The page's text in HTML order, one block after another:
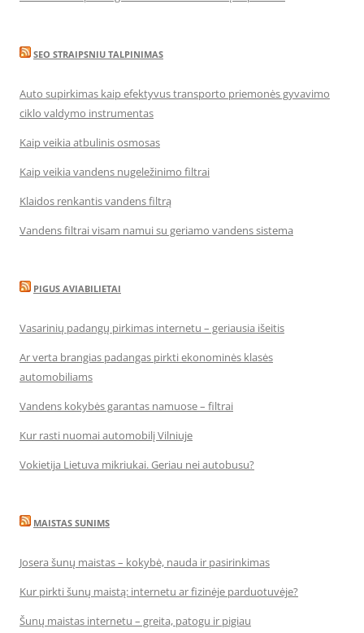
SEO STRAIPSNIU TALPINIMAS
Auto supirkimas kaip efektyvus transporto priemonės gyvavimo
ciklo valdymo instrumentas
Kaip veikia atbulinis osmosas
Kaip veikia vandens nugeležinimo filtrai
Klaidos renkantis vandens filtrą
Vandens filtrai visam namui su geriamo vandens sistema
PIGUS AVIABILIETAI
Vasarinių padangų pirkimas internetu – geriausia išeitis
Ar verta brangias padangas pirkti ekonominės klasės
automobiliams
Vandens kokybės garantas namuose – filtrai
Kur rasti nuomai automobilį Vilniuje
Vokietija Lietuva mikriukai. Geriau nei autobusu?
MAISTAS SUNIMS
Josera šunų maistas – kokybė, nauda ir pasirinkimas
Kur pirkti šunų maistą: internetu ar fizinėje parduotuvėje?
Šunų maistas internetu – greita, patogu ir pigiau